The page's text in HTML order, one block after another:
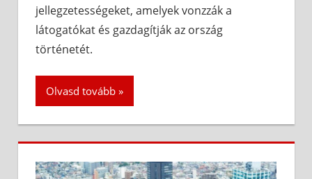
jellegzetességeket, amelyek vonzzák a
látogatókat és gazdagítják az ország
történetét.
Olvasd tovább